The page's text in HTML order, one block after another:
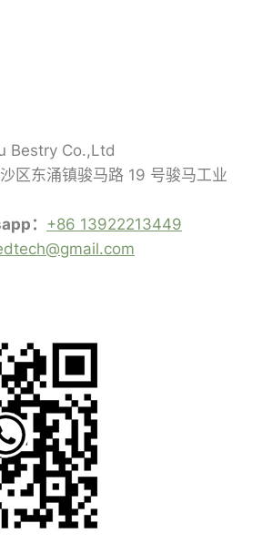
Bestry Co.,Ltd
区东涌镇骏马路 19 号骏马工业
： +86 13922213449